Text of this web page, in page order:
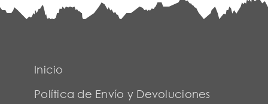
Inicio
Política de Envío y Devoluciones